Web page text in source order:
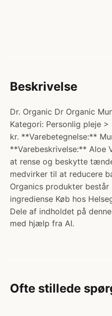
Beskrivelse
Dr. Organic Dr Organic
Kategori: Personlig pleje
kr. **Varebetegnelse:**
**Varebeskrivelse:** Aloe
at rense og beskytte
medvirker til at reducere
Organics produkter
ingrediense Køb hos
Dele af indholdet på
med hjælp fra AI.
Ofte stillede